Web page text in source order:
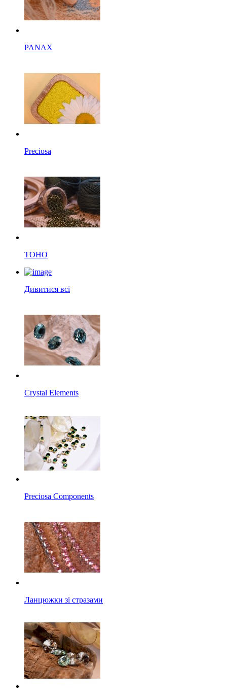
PANAX
Preciosa
TOHO
Дивитися всі
Crystal Elements
Preciosa Components
Ланцюжки зі стразами